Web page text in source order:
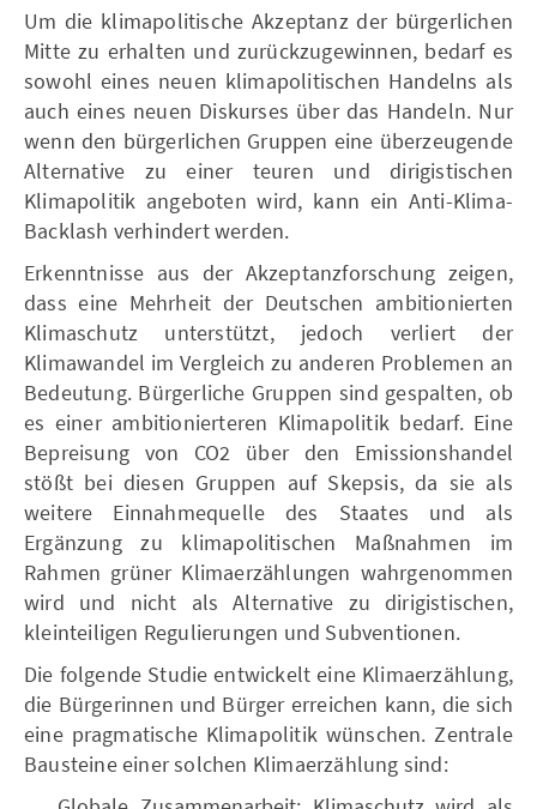
Um die klimapolitische Akzeptanz der bürgerlichen
Mitte zu erhalten und zurückzugewinnen, bedarf es
sowohl eines neuen klimapolitischen Handelns als
auch eines neuen Diskurses über das Handeln. Nur
wenn den bürgerlichen Gruppen eine überzeugende
Alternative zu einer teuren und dirigistischen
Klimapolitik angeboten wird, kann ein Anti-Klima-
Backlash verhindert werden.
Erkenntnisse aus der Akzeptanzforschung zeigen,
dass eine Mehrheit der Deutschen ambitionierten
Klimaschutz unterstützt, jedoch verliert der
Klimawandel im Vergleich zu anderen Problemen an
Bedeutung. Bürgerliche Gruppen sind gespalten, ob
es einer ambitionierteren Klimapolitik bedarf. Eine
Bepreisung von CO2 über den Emissionshandel
stößt bei diesen Gruppen auf Skepsis, da sie als
weitere Einnahmequelle des Staates und als
Ergänzung zu klimapolitischen Maßnahmen im
Rahmen grüner Klimaerzählungen wahrgenommen
wird und nicht als Alternative zu dirigistischen,
kleinteiligen Regulierungen und Subventionen.
Die folgende Studie entwickelt eine Klimaerzählung,
die Bürgerinnen und Bürger erreichen kann, die sich
eine pragmatische Klimapolitik wünschen. Zentrale
Bausteine einer solchen Klimaerzählung sind: